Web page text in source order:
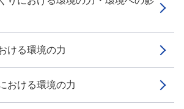
ける環境の力
おける環境の力